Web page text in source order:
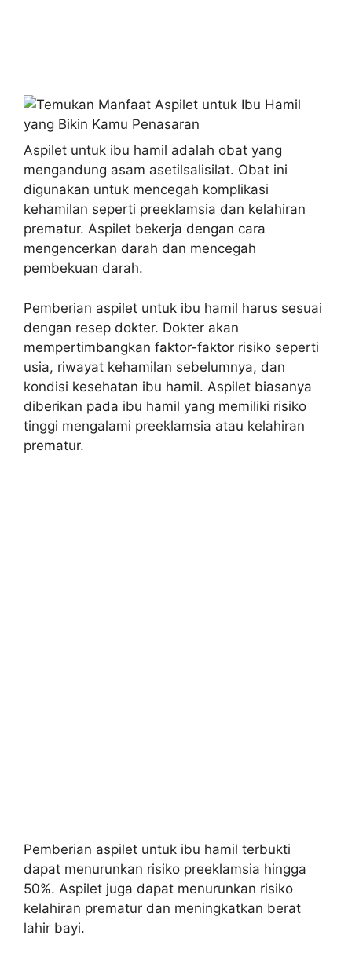
Aspilet untuk ibu hamil adalah obat yang
mengandung asam asetilsalisilat. Obat ini
digunakan untuk mencegah komplikasi
kehamilan seperti preeklamsia dan kelahiran
prematur. Aspilet bekerja dengan cara
mengencerkan darah dan mencegah
pembekuan darah.
Pemberian aspilet untuk ibu hamil harus sesuai
dengan resep dokter. Dokter akan
mempertimbangkan faktor-faktor risiko seperti
usia, riwayat kehamilan sebelumnya, dan
kondisi kesehatan ibu hamil. Aspilet biasanya
diberikan pada ibu hamil yang memiliki risiko
tinggi mengalami preeklamsia atau kelahiran
prematur.
Pemberian aspilet untuk ibu hamil terbukti
dapat menurunkan risiko preeklamsia hingga
50%. Aspilet juga dapat menurunkan risiko
kelahiran prematur dan meningkatkan berat
lahir bayi.